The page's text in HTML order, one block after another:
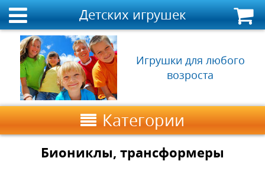
Детских игрушек
Игрушки для любого
возроста
Категории
Биониклы, трансформеры